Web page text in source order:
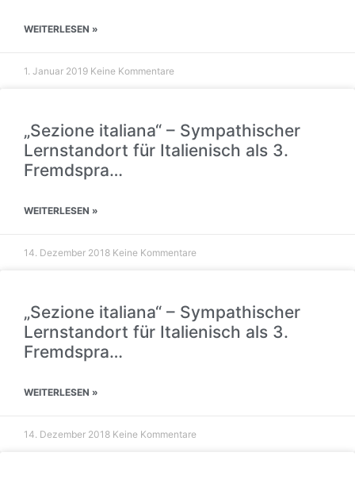
WEITERLESEN »
1. Januar 2019 Keine Kommentare
„Sezione italiana“ – Sympathischer
Lernstandort für Italienisch als 3.
Fremdspra…
WEITERLESEN »
14. Dezember 2018 Keine Kommentare
„Sezione italiana“ – Sympathischer
Lernstandort für Italienisch als 3.
Fremdspra…
WEITERLESEN »
14. Dezember 2018 Keine Kommentare